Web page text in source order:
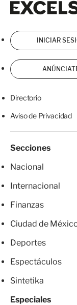
INICIAR
Directorio
Aviso de Privacidad
Secciones
Nacional
Internacional
Finanzas
Ciudad de
Deportes
Espectáculos
Sintetika
Especiales